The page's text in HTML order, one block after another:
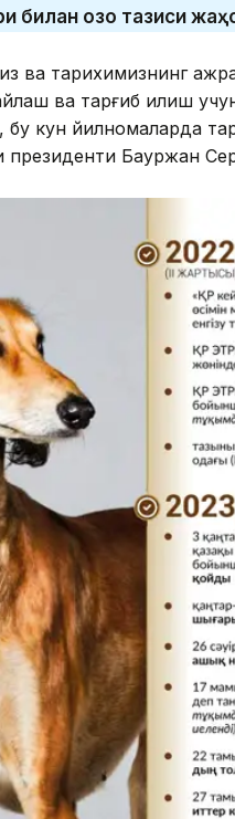
билан қозоқ тазиси
ва тарихимизнинг
ва тарғиб қилиш
кун йилномаларда
Бауржан